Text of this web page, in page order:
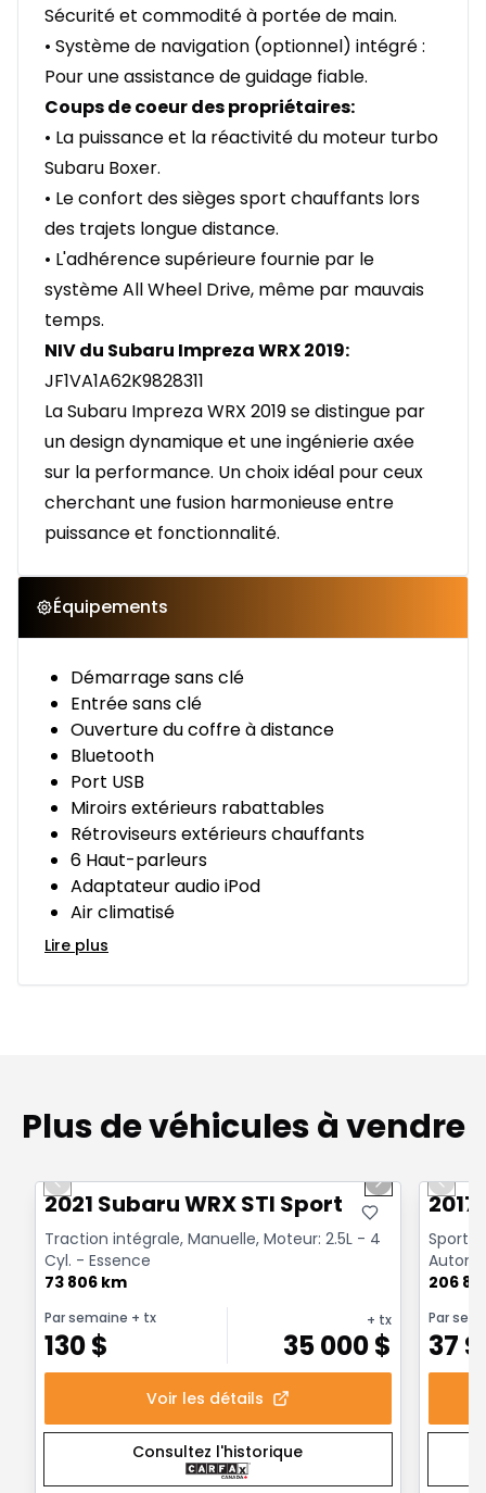
Sécurité et commodité à portée de main.
• Système de navigation (optionnel) intégré :
Pour une assistance de guidage fiable.
Coups de coeur des propriétaires:
• La puissance et la réactivité du moteur turbo
Subaru Boxer.
• Le confort des sièges sport chauffants lors
des trajets longue distance.
• L'adhérence supérieure fournie par le
système All Wheel Drive, même par mauvais
temps.
NIV du Subaru Impreza WRX 2019:
JF1VA1A62K9828311
La Subaru Impreza WRX 2019 se distingue par
un design dynamique et une ingénierie axée
sur la performance. Un choix idéal pour ceux
cherchant une fusion harmonieuse entre
puissance et fonctionnalité.
Équipements
Démarrage sans clé
Entrée sans clé
Ouverture du coffre à distance
Bluetooth
Port USB
Miroirs extérieurs rabattables
Rétroviseurs extérieurs chauffants
6 Haut-parleurs
Adaptateur audio iPod
Air climatisé
Lire plus
Plus de véhicules à vendre
Previous slide Next slide
2021 Subaru WRX STI Sport
Traction intégrale, Manuelle, Moteur: 2.5L - 4
Cyl. - Essence
73 806 km
Par semaine + tx
130$
+ tx
35 000$
Voir les détails
Consultez l'historique
2017
Sport
206
Par
37 $